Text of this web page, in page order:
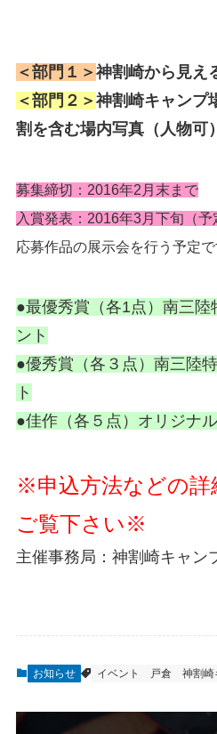
＜部門１＞ 神割崎から見
＜部門２＞ 神割崎キャンプ
割を含む場内写真（人物可）
募集締切：2016年2月末まで
入賞発表：2016年3月下旬（予
応募作品の展示会を行う予定で
●最優秀賞（各1点）南三
ント
●優秀賞（各３点）南三陸
ト
●佳作（各５点）オリジナ
※申込方法などの詳
ご覧下さい※
主催事務局：神割崎キャン
お知らせ イベント 戸倉 神割崎